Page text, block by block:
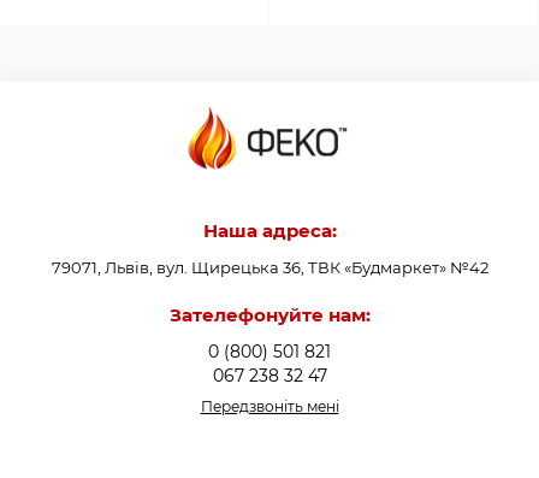
Наша адреса:
79071, Львів, вул. Щирецька 36, ТВК «Будмаркет» №42
Зателефонуйте нам:
0 (800) 501 821
067 238 32 47
Передзвоніть мені